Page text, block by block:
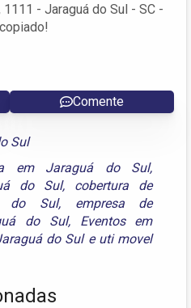
- Jaraguá do Sul - SC -
Comente
Sul
em Jaraguá do Sul,
do Sul, cobertura de
do Sul, empresa de
do Sul, Eventos em
do Sule uti movel